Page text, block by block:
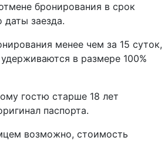
бронирования в срок
даты заезда.
менее чем за 15 суток,
в размере 100%
гостю старше 18 лет
паспорта.
возможно, стоимость